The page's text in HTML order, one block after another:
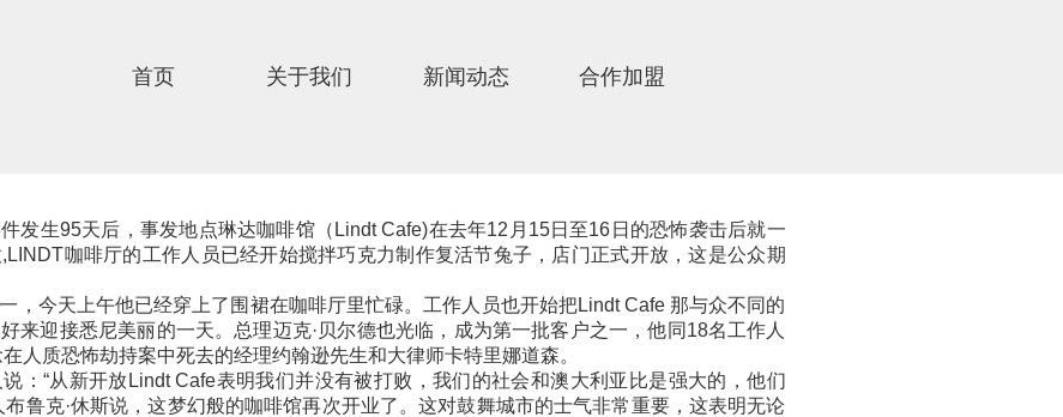
首页 关于我们 新闻动态 合作加盟
发生95天后，事发地点琳达咖啡馆（Lindt Cafe)在去年12月15日至16日的恐怖袭击后就一
咖啡厅的工作人员已经开始搅拌巧克力制作复活节兔子，店门正式开放，这是公众期
，今天上午他已经穿上了围裙在咖啡厅里忙碌。工作人员也开始把Lindt Cafe 那与众不同的
来迎接悉尼美丽的一天。总理迈克·贝尔德也光临，成为第一批客户之一，他同18名工作人
人质恐怖劫持案中死去的经理约翰逊先生和大律师卡特里娜道森。
：“从新开放Lindt Cafe表明我们并没有被打败，我们的社会和澳大利亚比是强大的，他们
布鲁克·休斯说，这梦幻般的咖啡馆再次开业了。这对鼓舞城市的士气非常重要，这表明无论